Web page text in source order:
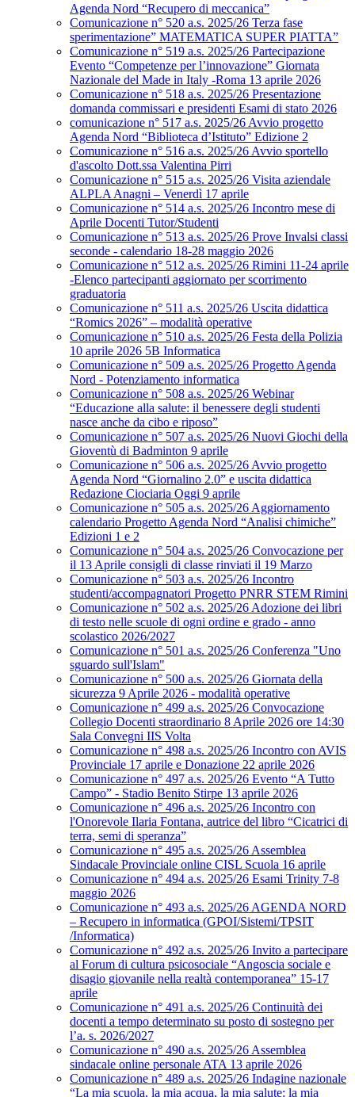
Agenda Nord “Recupero di meccanica”
Comunicazione n° 520 a.s. 2025/26 Terza fase
sperimentazione” MATEMATICA SUPER PIATTA”
Comunicazione n° 519 a.s. 2025/26 Partecipazione
Evento “Competenze per l’innovazione” Giornata
Nazionale del Made in Italy -Roma 13 aprile 2026
Comunicazione n° 518 a.s. 2025/26 Presentazione
domanda commissari e presidenti Esami di stato 2026
comunicazione n° 517 a.s. 2025/26 Avvio progetto
Agenda Nord “Biblioteca d’Istituto” Edizione 2
Comunicazione n° 516 a.s. 2025/26 Avvio sportello
d'ascolto Dott.ssa Valentina Pirri
Comunicazione n° 515 a.s. 2025/26 Visita aziendale
ALPLA Anagni – Venerdì 17 aprile
Comunicazione n° 514 a.s. 2025/26 Incontro mese di
Aprile Docenti Tutor/Studenti
Comunicazione n° 513 a.s. 2025/26 Prove Invalsi classi
seconde - calendario 18-28 maggio 2026
Comunicazione n° 512 a.s. 2025/26 Rimini 11-24 aprile
-Elenco partecipanti aggiornato per scorrimento
graduatoria
Comunicazione n° 511 a.s. 2025/26 Uscita didattica
“Romics 2026” – modalità operative
Comunicazione n° 510 a.s. 2025/26 Festa della Polizia
10 aprile 2026 5B Informatica
Comunicazione n° 509 a.s. 2025/26 Progetto Agenda
Nord - Potenziamento informatica
Comunicazione n° 508 a.s. 2025/26 Webinar
“Educazione alla salute: il benessere degli studenti
nasce anche da cibo e riposo”
Comunicazione n° 507 a.s. 2025/26 Nuovi Giochi della
Gioventù di Badminton 9 aprile
Comunicazione n° 506 a.s. 2025/26 Avvio progetto
Agenda Nord “Giornalino 2.0” e uscita didattica
Redazione Ciociaria Oggi 9 aprile
Comunicazione n° 505 a.s. 2025/26 Aggiornamento
calendario Progetto Agenda Nord “Analisi chimiche”
Edizioni 1 e 2
Comunicazione n° 504 a.s. 2025/26 Convocazione per
il 13 Aprile consigli di classe rinviati il 19 Marzo
Comunicazione n° 503 a.s. 2025/26 Incontro
studenti/accompagnatori Progetto PNRR STEM Rimini
Comunicazione n° 502 a.s. 2025/26 Adozione dei libri
di testo nelle scuole di ogni ordine e grado - anno
scolastico 2026/2027
Comunicazione n° 501 a.s. 2025/26 Conferenza "Uno
sguardo sull'Islam"
Comunicazione n° 500 a.s. 2025/26 Giornata della
sicurezza 9 Aprile 2026 - modalità operative
Comunicazione n° 499 a.s. 2025/26 Convocazione
Collegio Docenti straordinario 8 Aprile 2026 ore 14:30
Sala Convegni IIS Volta
Comunicazione n° 498 a.s. 2025/26 Incontro con AVIS
Provinciale 17 aprile e Donazione 22 aprile 2026
Comunicazione n° 497 a.s. 2025/26 Evento “A Tutto
Campo” - Stadio Benito Stirpe 13 aprile 2026
Comunicazione n° 496 a.s. 2025/26 Incontro con
l'Onorevole Ilaria Fontana, autrice del libro “Cicatrici di
terra, semi di speranza”
Comunicazione n° 495 a.s. 2025/26 Assemblea
Sindacale Provinciale online CISL Scuola 16 aprile
Comunicazione n° 494 a.s. 2025/26 Esami Trinity 7-8
maggio 2026
Comunicazione n° 493 a.s. 2025/26 AGENDA NORD
– Recupero in informatica (GPOI/Sistemi/TPSIT
/Informatica)
Comunicazione n° 492 a.s. 2025/26 Invito a partecipare
al Forum di cultura psicosociale “Angoscia sociale e
disagio giovanile nella realtà contemporanea” 15-17
aprile
Comunicazione n° 491 a.s. 2025/26 Continuità dei
docenti a tempo determinato su posto di sostegno per
l’a. s. 2026/2027
Comunicazione n° 490 a.s. 2025/26 Assemblea
sindacale online personale ATA 13 aprile 2026
Comunicazione n° 489 a.s. 2025/26 Indagine nazionale
“La mia scuola, la mia acqua, la mia salute: la mia